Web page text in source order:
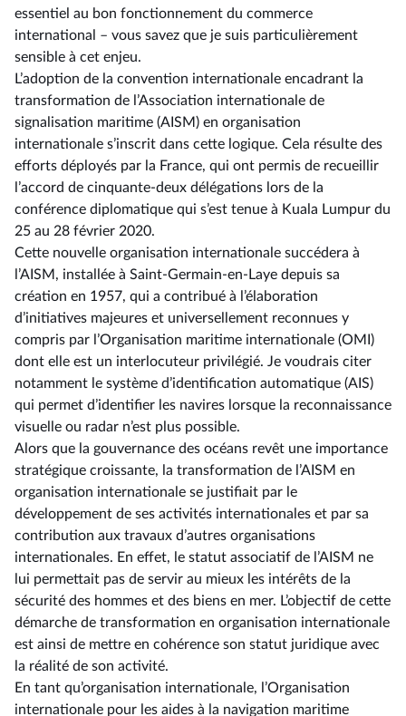
essentiel au bon fonctionnement du commerce
international –⁠ vous savez que je suis particulièrement
sensible à cet enjeu.
L’adoption de la convention internationale encadrant la
transformation de l’Association internationale de
signalisation maritime (AISM) en organisation
internationale s’inscrit dans cette logique. Cela résulte des
efforts déployés par la France, qui ont permis de recueillir
l’accord de cinquante-deux délégations lors de la
conférence diplomatique qui s’est tenue à Kuala Lumpur du
25 au 28 février 2020.
Cette nouvelle organisation internationale succédera à
l’AISM, installée à Saint-Germain-en-Laye depuis sa
création en 1957, qui a contribué à l’élaboration
d’initiatives majeures et universellement reconnues y
compris par l’Organisation maritime internationale (OMI)
dont elle est un interlocuteur privilégié. Je voudrais citer
notamment le système d’identification automatique (AIS)
qui permet d’identifier les navires lorsque la reconnaissance
visuelle ou radar n’est plus possible.
Alors que la gouvernance des océans revêt une importance
stratégique croissante, la transformation de l’AISM en
organisation internationale se justifiait par le
développement de ses activités internationales et par sa
contribution aux travaux d’autres organisations
internationales. En effet, le statut associatif de l’AISM ne
lui permettait pas de servir au mieux les intérêts de la
sécurité des hommes et des biens en mer. L’objectif de cette
démarche de transformation en organisation internationale
est ainsi de mettre en cohérence son statut juridique avec
la réalité de son activité.
En tant qu’organisation internationale, l’Organisation
internationale pour les aides à la navigation maritime